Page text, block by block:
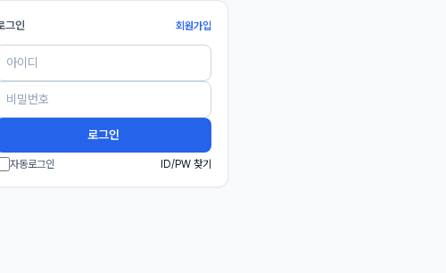
그인 회원가입
로그인
자동로그인 ID/PW 찾기